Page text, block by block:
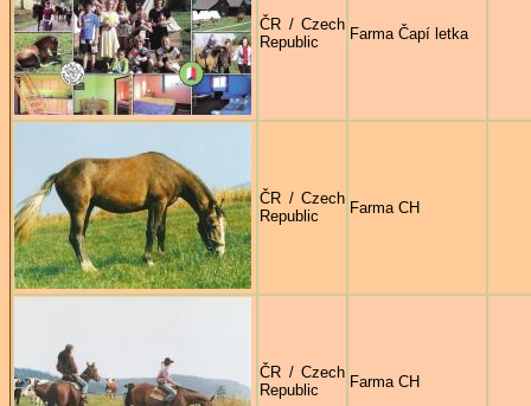
ČR / Czech
Republic
Farma Čapí letka
ČR / Czech
Republic
Farma CH
ČR / Czech
Republic
Farma CH